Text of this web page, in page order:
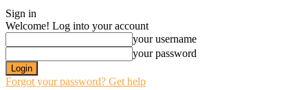
Sign in
Welcome! Log into your account
your username
your password
Forgot your password? Get help